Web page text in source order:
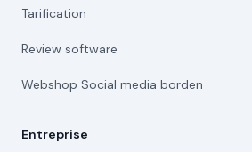
Tarification
Review software
Webshop Social media borden
Entreprise